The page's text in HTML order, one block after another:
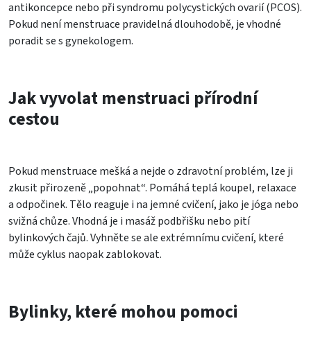
antikoncepce nebo při syndromu polycystických ovarií (PCOS).
Pokud není menstruace pravidelná dlouhodobě, je vhodné
poradit se s gynekologem.
Jak vyvolat menstruaci přírodní
cestou
Pokud menstruace mešká a nejde o zdravotní problém, lze ji
zkusit přirozeně „popohnat“. Pomáhá teplá koupel, relaxace
a odpočinek. Tělo reaguje i na jemné cvičení, jako je jóga nebo
svižná chůze. Vhodná je i masáž podbřišku nebo pití
bylinkových čajů. Vyhněte se ale extrémnímu cvičení, které
může cyklus naopak zablokovat.
Bylinky, které mohou pomoci